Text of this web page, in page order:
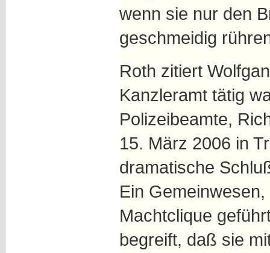
wenn sie nur den
geschmeidig
Roth zitiert
Kanzleramt tätig
Polizeibeamte,
15. März 2006 in
dramatische
Ein
Machtclique
begreift, daß sie